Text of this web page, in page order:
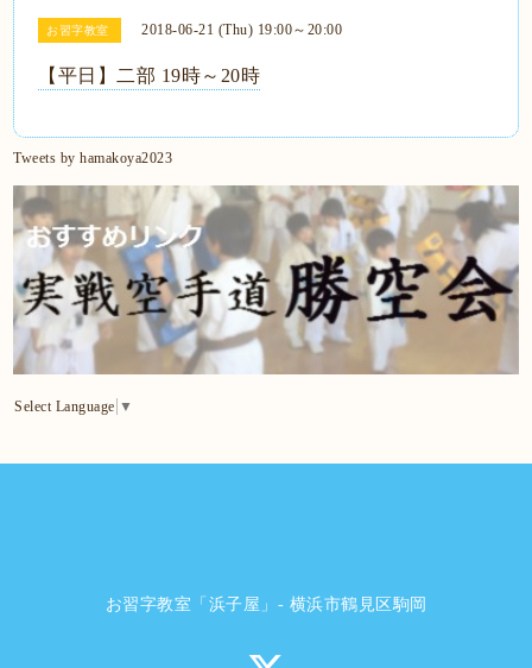
お習字教室 2018-06-21 (Thu) 19:00～20:00
【平日】二部 19時～20時
Tweets by hamakoya2023
Select Language ▼
お習字教室「浜子屋」- 横浜市鶴見区駒岡